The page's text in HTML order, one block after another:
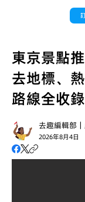
東京景點
去地標、
路線全收錄
去趣編輯部
2026年8月4日